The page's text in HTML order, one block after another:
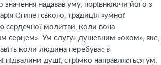
значення надавав уму, порівнюючи його з
Єгипетського, традиція «умної
сердечної молитви, коли вона
серцем». Ум слугує душевним «оком», яке,
коли людина перебуває в
душі, стрімко направляється ум.